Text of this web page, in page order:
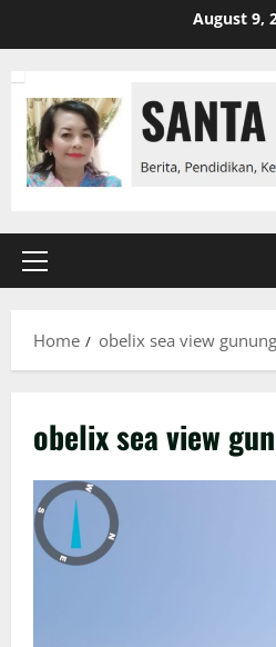
August 9,
Primary
Home obelix sea view
obelix sea view